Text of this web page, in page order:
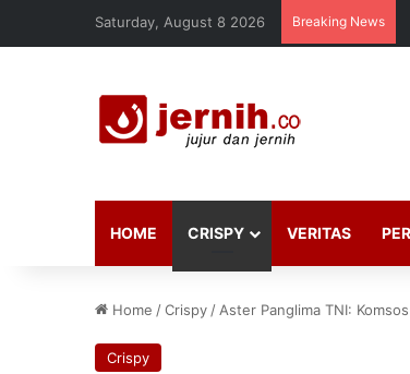
Saturday, August 8 2026 Breaking News
HOME CRISPY VERITAS
Home /Crispy / Aster Panglima TNI:
Crispy